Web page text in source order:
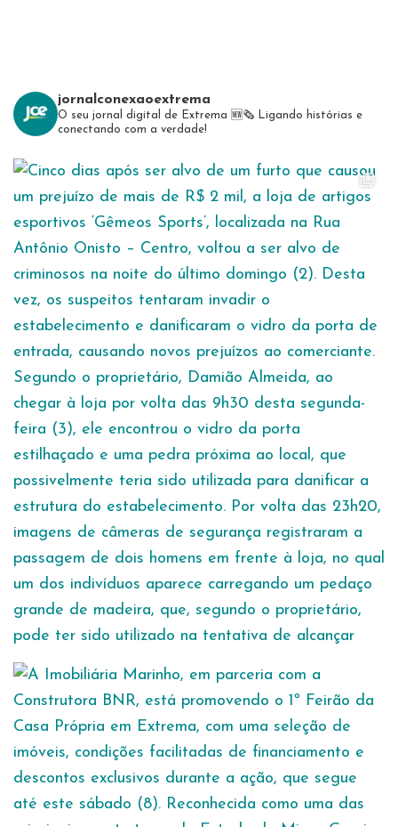
jornalconexaoextrema
O seu jornal digital de Extrema 🆕️🗞 Ligando histórias e
conectando com a verdade!